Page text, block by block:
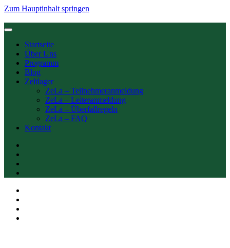
Zum Hauptinhalt springen
Startseite
Über Uns
Programm
Blog
Zeltlager
ZeLa – Teilnehmeranmeldung
ZeLa – Leiteranmeldung
ZeLa – Überfallregeln
ZeLa – FAQ
Kontakt